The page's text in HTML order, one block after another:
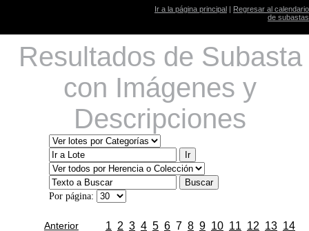
Ir a la página principal | Regresar al calendario
de subastas
Resultados de Subasta
con Imágenes y
Descripciones
Por página:
Anterior 1 2 3 4 5 6 7 8 9 10 11 12 13 14